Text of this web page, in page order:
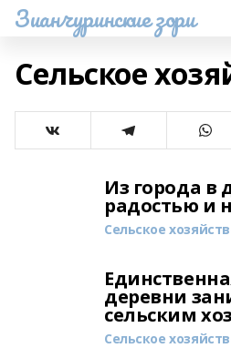
Зианчуринские зори
Сельское
Из города в
радостью и
Сельское
деревни
сельским
Сельское